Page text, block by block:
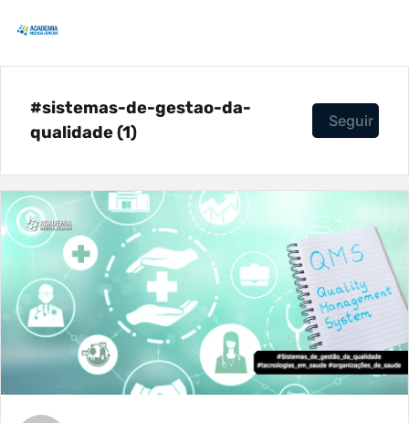
#sistemas-de-gestao-da-
qualidade (1)
Seguir